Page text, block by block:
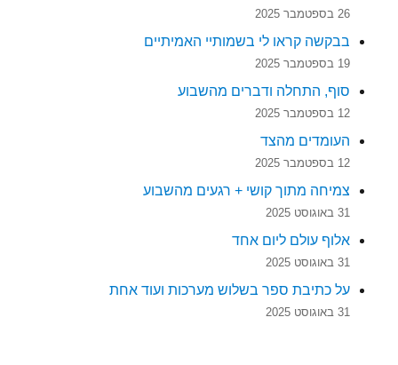
26 בספטמבר 2025
בבקשה קראו לי בשמותיי האמיתיים
19 בספטמבר 2025
סוף, התחלה ודברים מהשבוע
12 בספטמבר 2025
העומדים מהצד
12 בספטמבר 2025
צמיחה מתוך קושי + רגעים מהשבוע
31 באוגוסט 2025
אלוף עולם ליום אחד
31 באוגוסט 2025
על כתיבת ספר בשלוש מערכות ועוד אחת
31 באוגוסט 2025